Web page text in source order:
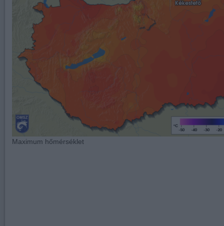
Maximum hőmérséklet